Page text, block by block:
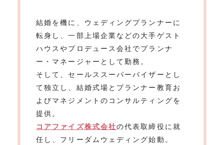
結婚を機に、ウェディングプランナーに
転身し、一部上場企業などの大手ゲスト
ハウスやプロデュース会社でプランナ
ー・マネージャーとして勤務。
そして、セールススーパーバイザーとし
て独立し、結婚式場とプランナー教育お
よびマネジメントのコンサルティングを
提供。
コアファイズ株式会社の代表取締役に就
任し、フリーダムウェディング始動。